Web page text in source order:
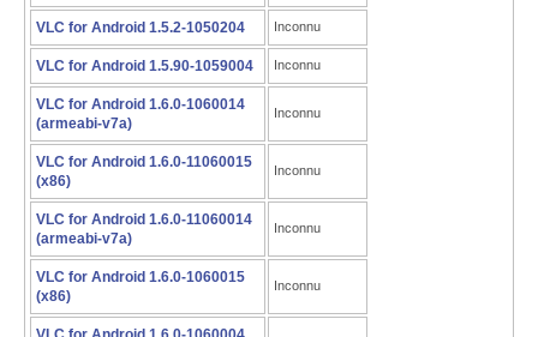
VLC for Android 1.5.2-1050204 Inconnu
VLC for Android 1.5.90-1059004 Inconnu
VLC for Android 1.6.0-1060014
(armeabi-v7a)
Inconnu
VLC for Android 1.6.0-11060015
(x86)
Inconnu
VLC for Android 1.6.0-11060014
(armeabi-v7a)
Inconnu
VLC for Android 1.6.0-1060015
(x86)
Inconnu